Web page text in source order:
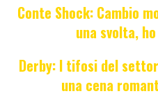
Conte Shock: Cambio
una svolta,
Derby: I tifosi del
una cena